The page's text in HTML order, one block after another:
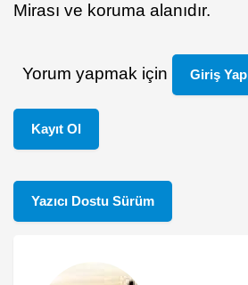
Mirası ve koruma alanıdır.
Yorum yapmak için Giriş Yap
Kayıt Ol
Yazıcı Dostu Sürüm